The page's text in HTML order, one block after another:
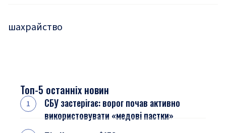
шахрайство
Топ-5 останніх новин
СБУ застерігає: ворог почав активно
використовувати «медові пастки»